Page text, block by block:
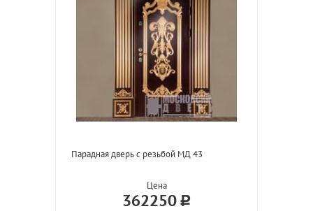
Парадная дверь с резьбой МД 43
Цена
362250